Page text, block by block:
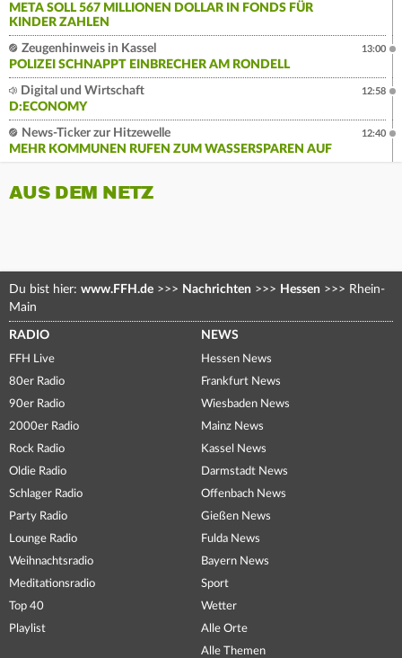
META SOLL 567 MILLIONEN DOLLAR IN FONDS FÜR
KINDER ZAHLEN
Zeugenhinweis in Kassel
POLIZEI SCHNAPPT EINBRECHER AM RONDELL
13:00
Digital und Wirtschaft
D:ECONOMY
12:58
News-Ticker zur Hitzewelle
MEHR KOMMUNEN RUFEN ZUM WASSERSPAREN AUF
12:40
AUS DEM NETZ
Du bist hier: www.FFH.de >>> Nachrichten >>> Hessen >>> Rhein-
Main
RADIO
FFH Live
80er Radio
90er Radio
2000er Radio
Rock Radio
Oldie Radio
Schlager Radio
Party Radio
Lounge Radio
Weihnachtsradio
Meditationsradio
Top 40
Playlist
NEWS
Hessen News
Frankfurt News
Wiesbaden News
Mainz News
Kassel News
Darmstadt News
Offenbach News
Gießen News
Fulda News
Bayern News
Sport
Wetter
Alle Orte
Alle Themen